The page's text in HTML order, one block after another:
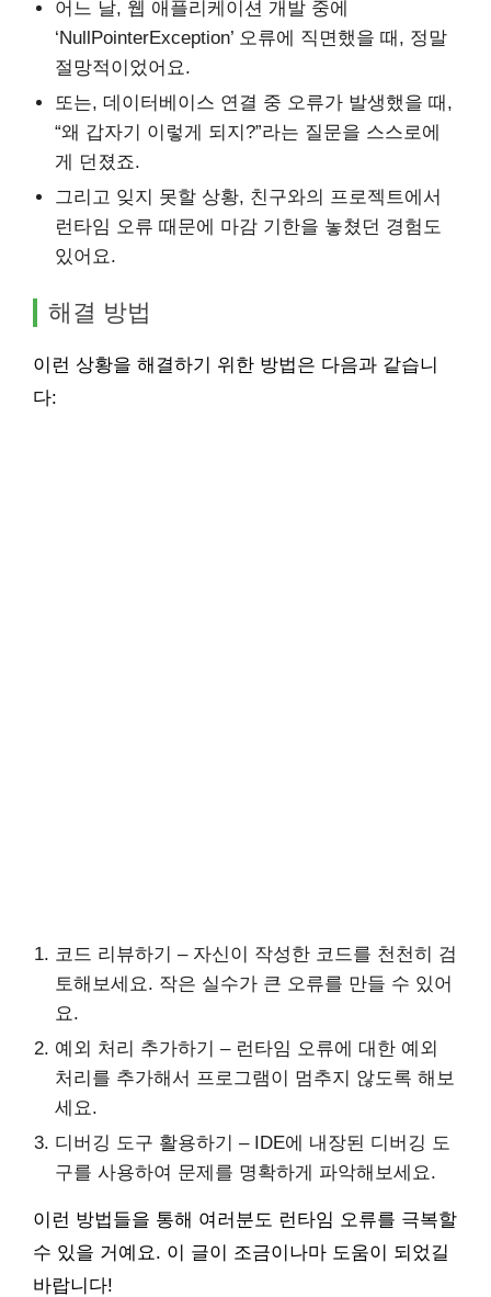
어느 날, 웹 애플리케이션 개발 중에
‘NullPointerException’ 오류에 직면했을 때, 정말
절망적이었어요.
또는, 데이터베이스 연결 중 오류가 발생했을 때,
“왜 갑자기 이렇게 되지?”라는 질문을 스스로에
게 던졌죠.
그리고 잊지 못할 상황, 친구와의 프로젝트에서
런타임 오류 때문에 마감 기한을 놓쳤던 경험도
있어요.
해결 방법
이런 상황을 해결하기 위한 방법은 다음과 같습니
다:
코드 리뷰하기 – 자신이 작성한 코드를 천천히 검
토해보세요. 작은 실수가 큰 오류를 만들 수 있어
요.
예외 처리 추가하기 – 런타임 오류에 대한 예외
처리를 추가해서 프로그램이 멈추지 않도록 해보
세요.
디버깅 도구 활용하기 – IDE에 내장된 디버깅 도
구를 사용하여 문제를 명확하게 파악해보세요.
이런 방법들을 통해 여러분도 런타임 오류를 극복할
수 있을 거예요. 이 글이 조금이나마 도움이 되었길
바랍니다!